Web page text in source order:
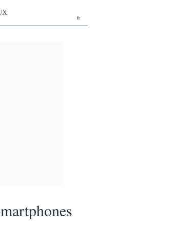
fr